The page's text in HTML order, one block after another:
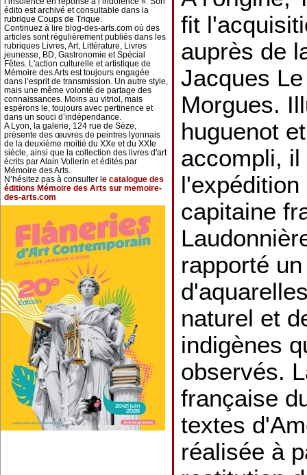
édito est archivé et consultable dans la
rubrique Coups de Trique.
Continuez à lire blog-des-arts.com où des
articles sont régulièrement publiés dans les
rubriques Livres, Art, Littérature, Livres
jeunesse, BD, Gastronomie et Spécial
Fêtes. L'action culturelle et artistique de
Mémoire des Arts est toujours engagée
dans l’esprit de transmission. Un autre style,
mais une même volonté de partage des
connaissances. Moins au vitriol, mais
espérons le, toujours avec pertinence et
dans un souci d’indépendance.
A Lyon, la galerie, 124 rue de Sèze,
présente des œuvres de peintres lyonnais
de la deuxième moitié du XXe et du XXIe
siècle, ainsi que la collection des livres d'art
écrits par Alain Vollerin et édités par
Mémoire des Arts.
N’hésitez pas à consulter l e catalogue des
éditions Mémoire des Arts sur memoire-
des-arts.com
fit
auprès de
Jacques
Morgues.
huguenot
accompli,
capitaine
rapporté
naturel et
indigènes
observés.
française
textes
réalisée à